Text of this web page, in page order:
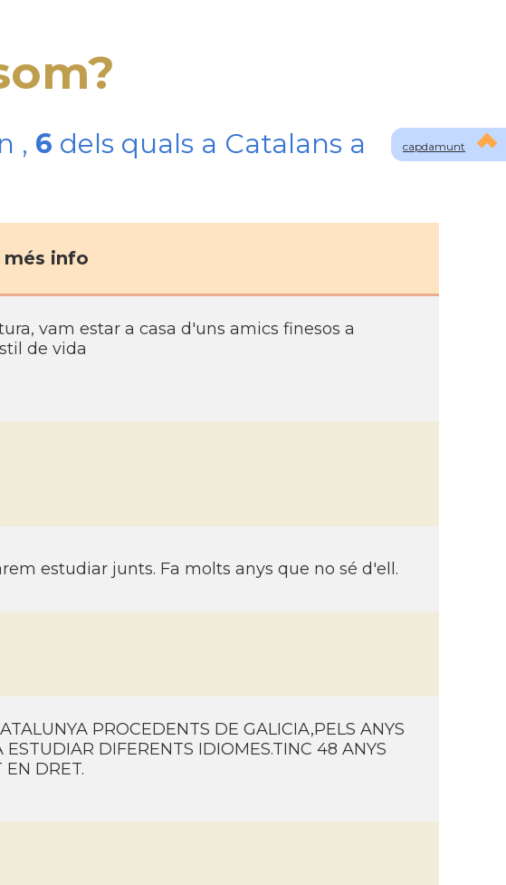
capdamunt
, 6 dels quals a Catalans a
més info
vam estar a casa d'uns amics finesos a
de vida
estudiar junts. Fa molts anys que no sé d'ell.
PROCEDENTS DE GALICIA,PELS ANYS
DIFERENTS IDIOMES.TINC 48 ANYS
EN DRET.